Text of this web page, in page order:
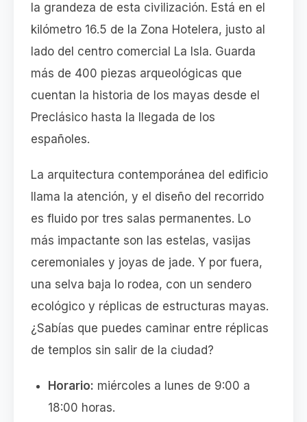
la grandeza de esta civilización. Está en el
kilómetro 16.5 de la Zona Hotelera, justo al
lado del centro comercial La Isla. Guarda
más de 400 piezas arqueológicas que
cuentan la historia de los mayas desde el
Preclásico hasta la llegada de los
españoles.
La arquitectura contemporánea del edificio
llama la atención, y el diseño del recorrido
es fluido por tres salas permanentes. Lo
más impactante son las estelas, vasijas
ceremoniales y joyas de jade. Y por fuera,
una selva baja lo rodea, con un sendero
ecológico y réplicas de estructuras mayas.
¿Sabías que puedes caminar entre réplicas
de templos sin salir de la ciudad?
Horario: miércoles a lunes de 9:00 a
18:00 horas.